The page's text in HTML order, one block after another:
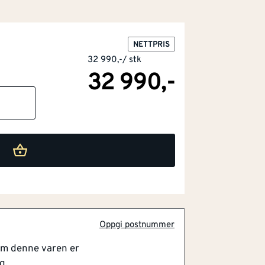
NETTPRIS
32 990,-/ stk
32 990,-
Oppgi postnummer
denne varen er
6 kW og er dimensjonert for
40-120 m², forutsatt riktig montering
Dette gir god fleksibilitet til bruk i
vedlengde er 30 cm, som gjør
Modellen kan tilkobles ekstern
i tette og godt isolerte boliger der
fra utsiden.
som bidrar til mer effektiv og
som gir ovnen et ryddig preg. Den
til fyring.